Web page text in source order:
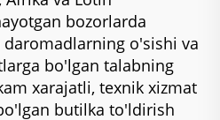
bozorlarda
o'sishi va
bo'lgan talabning
xarajatli, texnik xizmat
butilka to'ldirish